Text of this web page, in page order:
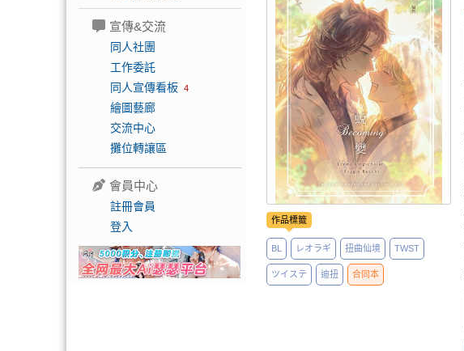
宣傳&交流
同人社團
工作委託
同人宣傳看板 4
繪圖藝廊
交流中心
攤位轉讓區
會員中心
註冊會員
登入
作品標籤
BL レオラギ 扭曲仙境 TWST
ツイステ 迪扭 合同本